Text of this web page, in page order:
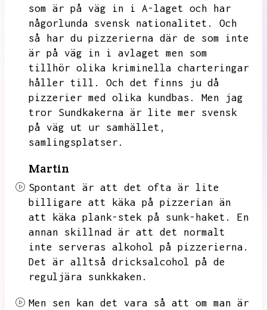
som är på väg in i A-laget och har
någorlunda svensk nationalitet.
Och
så har du pizzerierna där de som inte
är på väg in i avlaget men som
tillhör olika kriminella charteringar
håller till.
Och det finns ju då
pizzerier med olika kundbas.
Men jag
tror Sundkakerna är lite mer svensk
på väg ut ur samhället,
samlingsplatser.
Martin
Spontant är att det ofta är lite
billigare att käka på pizzerian än
att käka plank-stek på sunk-haket.
En
annan skillnad är att det normalt
inte serveras alkohol på pizzerierna.
Det är alltså dricksalcohol på de
reguljära sunkkaken.
Men sen kan det vara så att om man är